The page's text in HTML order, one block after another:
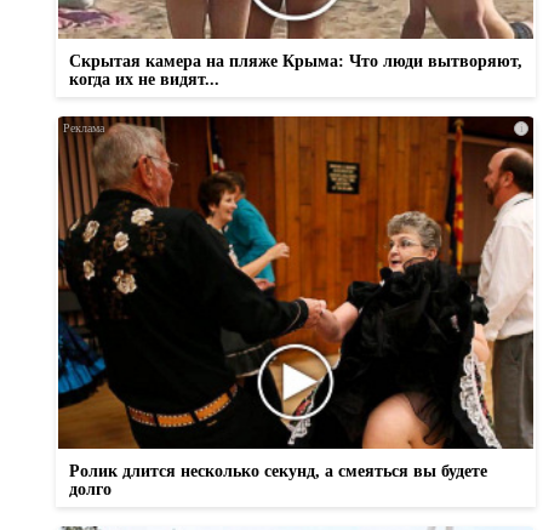
Скрытая камера на пляже Крыма: Что люди вытворяют,
когда их не видят...
i
Ролик длится несколько секунд, а смеяться вы будете
долго